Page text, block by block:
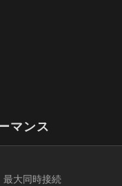
マンス
最大同時接続